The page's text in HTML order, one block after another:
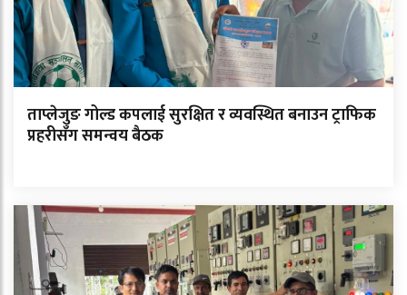
ताप्लेजुङ गोल्ड कपलाई सुरक्षित र व्यवस्थित बनाउन ट्राफिक
प्रहरीसँग समन्वय बैठक